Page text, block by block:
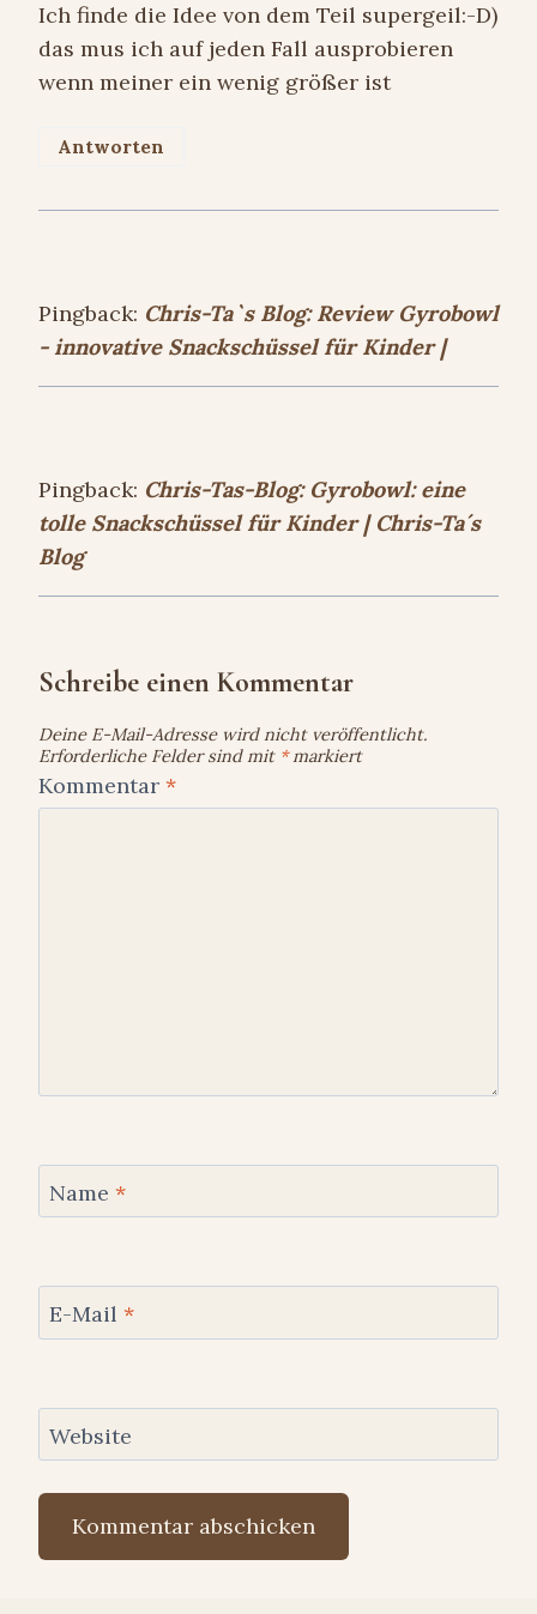
Ich finde die Idee von dem Teil supergeil:-D)
das mus ich auf jeden Fall ausprobieren
wenn meiner ein wenig größer ist
Antworten
Pingback: Chris-Ta`s Blog: Review Gyrobowl
- innovative Snackschüssel für Kinder |
Pingback: Chris-Tas-Blog: Gyrobowl: eine
tolle Snackschüssel für Kinder | Chris-Ta´s
Blog
Schreibe einen Kommentar
Deine E-Mail-Adresse wird nicht veröffentlicht.
Erforderliche Felder sind mit *markiert
Kommentar *
Name *
E-Mail *
Website